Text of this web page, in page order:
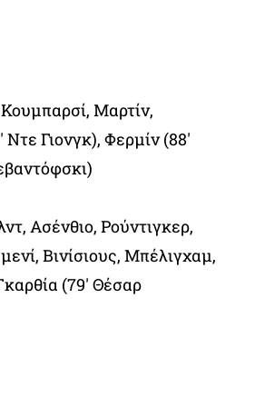
Μαρτίν,
Γιονγκ), Φερμίν (88′
Ασένθιο, Ρούντιγκερ,
Βινίσιους, Μπέλιγχαμ,
(79′ Θέσαρ